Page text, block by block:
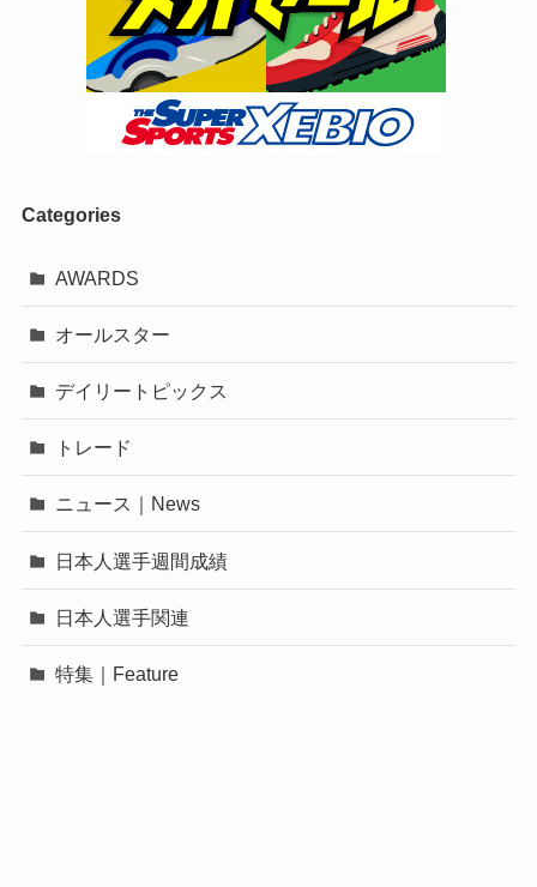
Categories
AWARDS
オールスター
デイリートピックス
トレード
ニュース｜News
日本人選手週間成績
日本人選手関連
特集｜Feature